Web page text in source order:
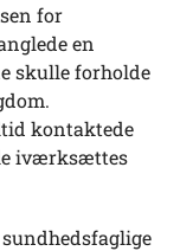
for
en
skulle forholde
kontaktede
iværksættes